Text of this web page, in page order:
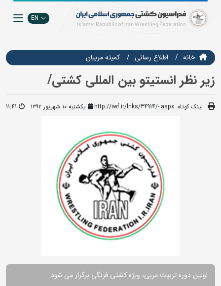
EN
خانه اطلاع رسانی كميته مربيان
زیر نظر انستیتو بین المللی کشتی/
لینک کوتاه: http://iwf.ir/lnks/34914/-.aspx یکشنبه ۱۰ شهریور ۱۳۹۲ 11:41
اولین دوره تربیت مربی، ویژه کشتی فرنگی برگزار می شود